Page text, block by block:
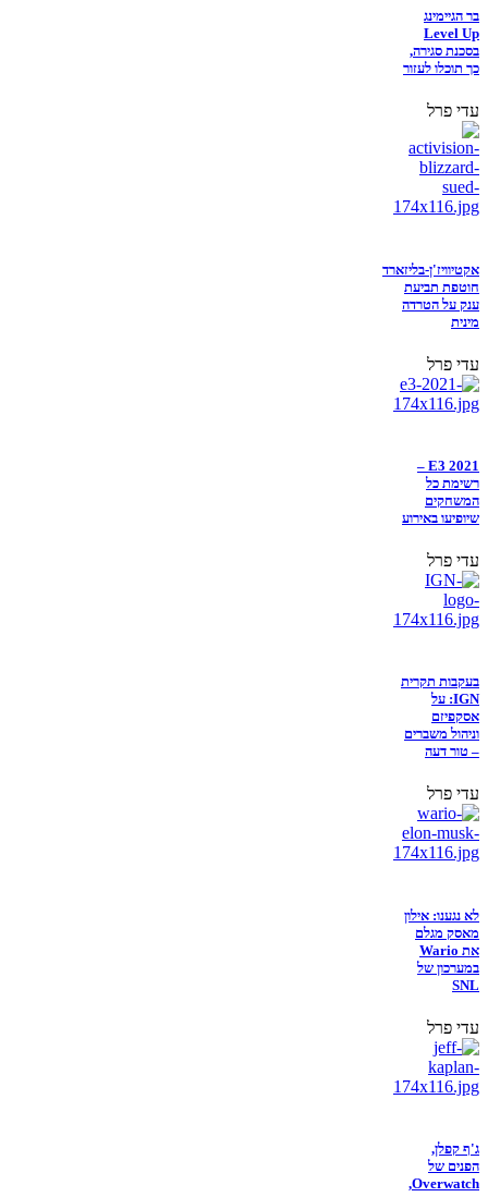
בר הגיימינג
Level Up
בסכנת סגירה,
כך תוכלו לעזור
עדי פרל
אקטיוויז'ן-בליזארד
חוטפת תביעת
ענק על הטרדה
מינית
עדי פרל
E3 2021 –
רשימת כל
המשחקים
שיופיעו באירוע
עדי פרל
בעקבות תקרית
IGN: על
אסקפיזם
וניהול משברים
– טור דעה
עדי פרל
לא נגענו: אילון
מאסק מגלם
את Wario
במערכון של
SNL
עדי פרל
ג'ף קפלן,
הפנים של
Overwatch,